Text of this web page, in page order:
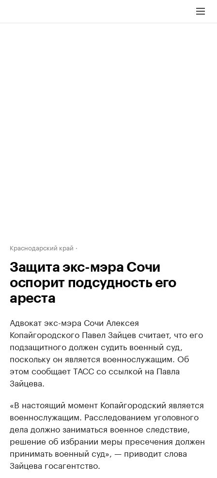
Краснодарский край
Защита экс-мэра Сочи
оспорит подсудность его
ареста
Адвокат экс-мэра Сочи Алексея
Копайгородского Павел Зайцев считает, что его
подзащитного должен судить военный суд,
поскольку он является военнослужащим. Об
этом сообщает ТАСС со ссылкой на Павла
Зайцева.
«В настоящий момент Копайгородский является
военнослужащим. Расследованием уголовного
дела должно заниматься военное следствие,
решение об избрании меры пресечения должен
принимать военный суд», — приводит слова
Зайцева госагентство.